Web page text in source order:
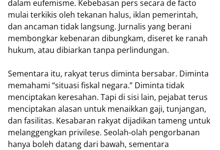
dalam eufemisme. Kebebasan pers secara de facto
mulai terkikis oleh tekanan halus, iklan pemerintah,
dan ancaman tidak langsung. Jurnalis yang berani
membongkar kebenaran dibungkam, diseret ke ranah
hukum, atau dibiarkan tanpa perlindungan.
Sementara itu, rakyat terus diminta bersabar. Diminta
memahami “situasi fiskal negara.” Diminta tidak
menciptakan keresahan. Tapi di sisi lain, pejabat terus
menciptakan alasan untuk menaikkan gaji, tunjangan,
dan fasilitas. Kesabaran rakyat dijadikan tameng untuk
melanggengkan privilese. Seolah-olah pengorbanan
hanya boleh datang dari bawah, sementara